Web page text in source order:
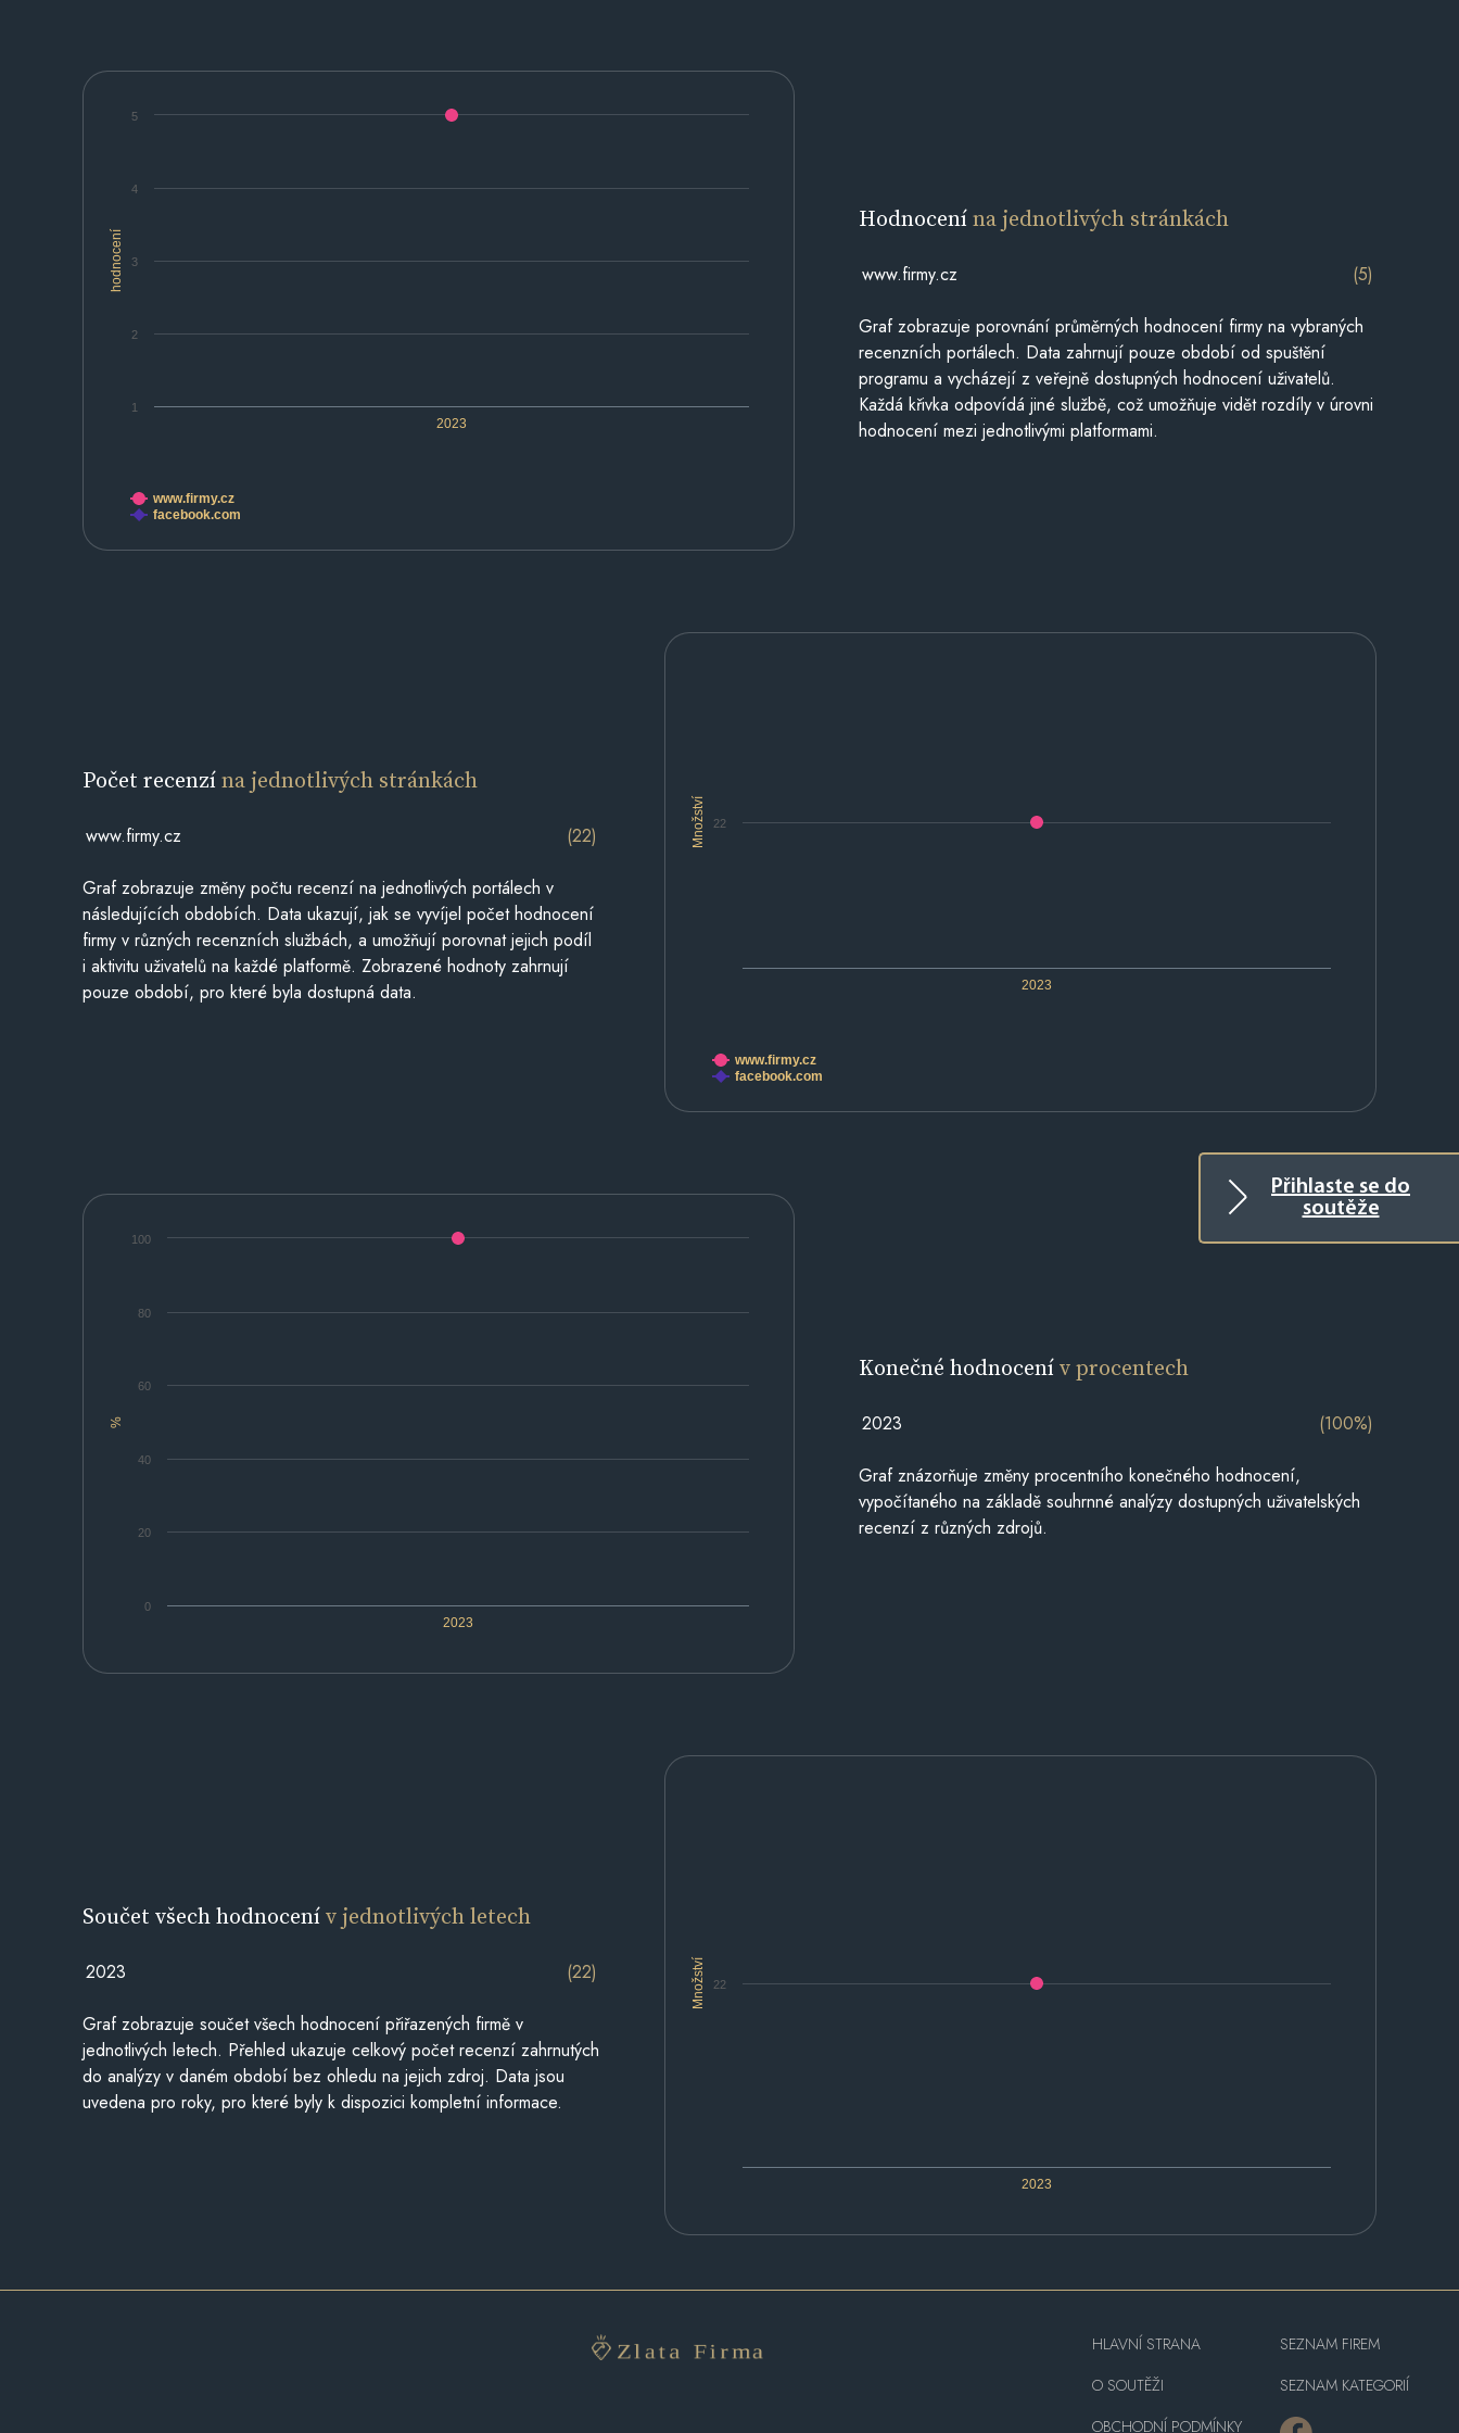
Přihlaste se do
soutěže
hodnocení
2023
1
2
3
4
5
www.firmy.cz
facebook.com
Hodnocenína jednotlivých stránkách
www.firmy.cz (5)
Graf zobrazuje porovnání průměrných hodnocení firmy na vybraných
recenzních portálech. Data zahrnují pouze období od spuštění
programu a vycházejí z veřejně dostupných hodnocení uživatelů.
Každá křivka odpovídá jiné službě, což umožňuje vidět rozdíly v úrovni
hodnocení mezi jednotlivými platformami.
Množství
2023
22
www.firmy.cz
facebook.com
Počet recenzína jednotlivých stránkách
www.firmy.cz (22)
Graf zobrazuje změny počtu recenzí na jednotlivých portálech v
následujících obdobích. Data ukazují, jak se vyvíjel počet hodnocení
firmy v různých recenzních službách, a umožňují porovnat jejich podíl
i aktivitu uživatelů na každé platformě. Zobrazené hodnoty zahrnují
pouze období, pro které byla dostupná data.
%
2023
0
20
40
60
80
100
Konečné hodnocenív procentech
2023 (100%)
Graf znázorňuje změny procentního konečného hodnocení,
vypočítaného na základě souhrnné analýzy dostupných uživatelských
recenzí z různých zdrojů.
Množství
2023
22
Součet všech hodnocenív jednotlivých letech
2023 (22)
Graf zobrazuje součet všech hodnocení přiřazených firmě v
jednotlivých letech. Přehled ukazuje celkový počet recenzí zahrnutých
do analýzy v daném období bez ohledu na jejich zdroj. Data jsou
uvedena pro roky, pro které byly k dispozici kompletní informace.
HLAVNÍ STRANA
O SOUTĚŽI
OBCHODNÍ PODMÍNKY
SEZNAM FIREM
SEZNAM KATEGORIÍ